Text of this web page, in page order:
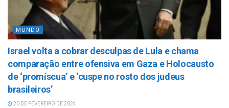
MUNDO
Israel volta a cobrar desculpas de Lula e chama
comparação entre ofensiva em Gaza e Holocausto
de ‘promíscua’ e ‘cuspe no rosto dos judeus
brasileiros’
20 DE FEVEREIRO DE 2024